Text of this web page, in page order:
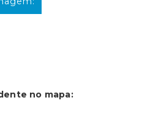
no mapa: